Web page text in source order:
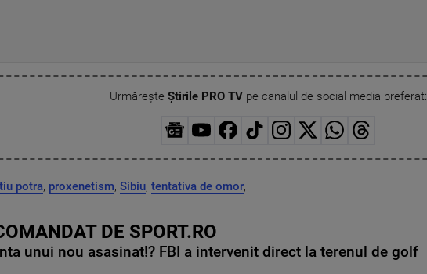
Urmărește Știrile PRO TVpe canalul de social media preferat:
potra, proxenetism, Sibiu, tentativa de omor,
DE SPORT.RO
unui nou asasinat!? FBI a intervenit direct la terenul de golf